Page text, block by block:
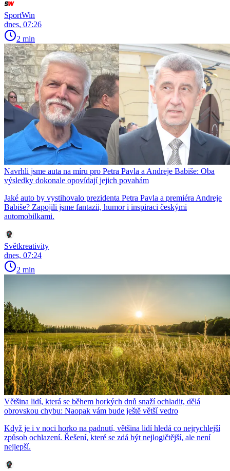
SportWin
dnes, 07:26
2 min
Navrhli jsme auta na míru pro Petra Pavla a Andreje Babiše: Oba
výsledky dokonale opovídají jejich povahám
Jaké auto by vystihovalo prezidenta Petra Pavla a premiéra Andreje
Babiše? Zapojili jsme fantazii, humor i inspiraci českými
automobilkami.
Světkreativity
dnes, 07:24
2 min
Většina lidí, která se během horkých dnů snaží ochladit, dělá
obrovskou chybu: Naopak vám bude ještě větší vedro
Když je i v noci horko na padnutí, většina lidí hledá co nejrychlejší
způsob ochlazení. Řešení, které se zdá být nejlogičtější, ale není
nejlepší.